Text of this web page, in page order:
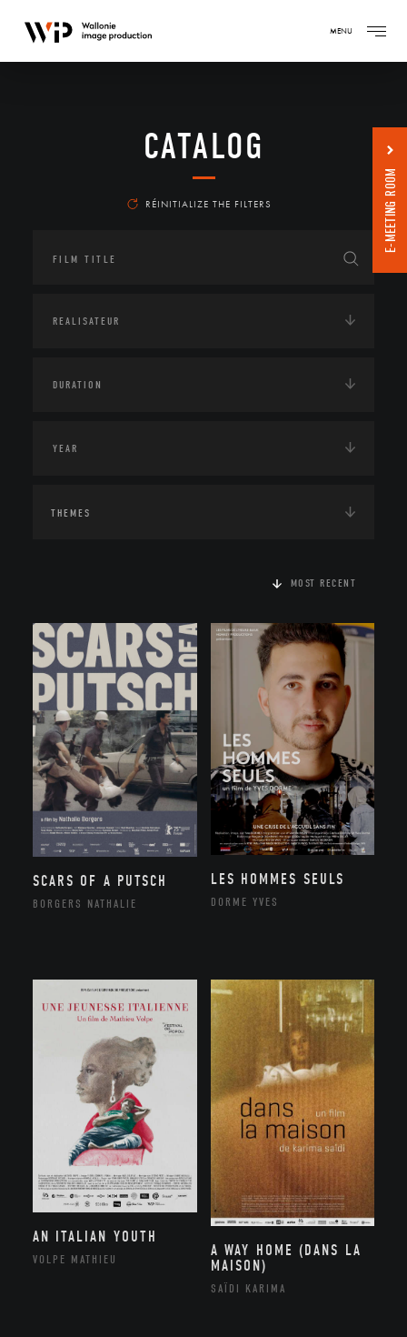
MENU
CATALOG
RÉINITIALIZE THE FILTERS
THEMES
MOST RECENT
SCARS OF A PUTSCH
BORGERS NATHALIE
LES HOMMES SEULS
DORME YVES
AN ITALIAN YOUTH
VOLPE MATHIEU
A WAY HOME (DANS LA
MAISON)
SAÏDI KARIMA
E-MEETING ROOM